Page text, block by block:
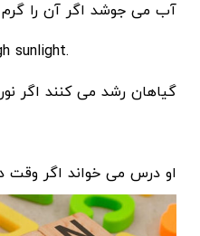
آب می جوشد اگر آن را
.Plants grow if they get enough sunlight
گیاهان رشد می کنند اگر
او درس می خواند اگر وقت